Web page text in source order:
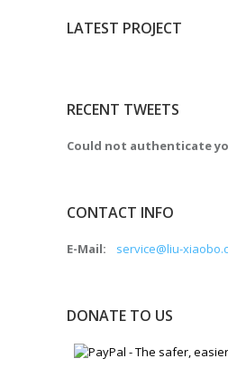
LATEST PROJECT
RECENT TWEETS
Could not authenticate
CONTACT INFO
E-Mail: service@liu-
DONATE TO US